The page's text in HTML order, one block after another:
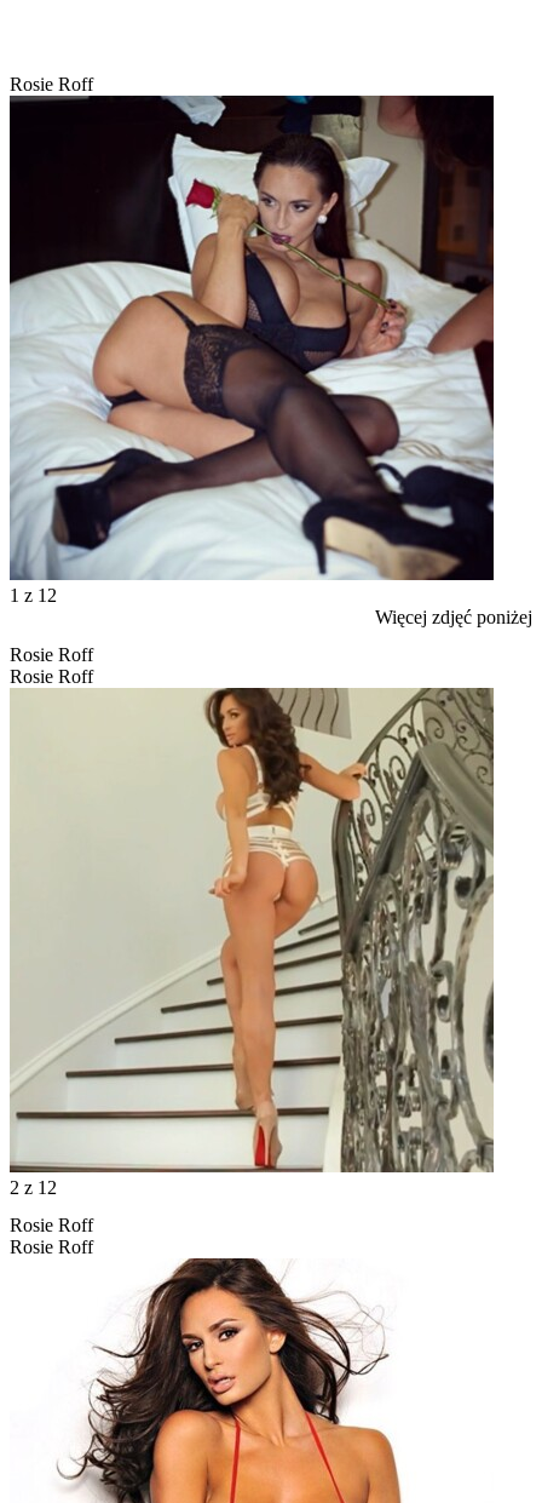
Rosie Roff
1 z 12
Więcej zdjęć poniżej
Rosie Roff
Rosie Roff
2 z 12
Rosie Roff
Rosie Roff